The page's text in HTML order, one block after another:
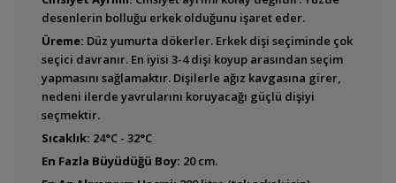
Aequidens sp.
Goldsaum (Green
Terror)
''Silversaum'' (Green
desenlerin bolluğu erkek olduğunu işaret eder.
Üreme: Düz yumurta dökerler. Erkek dişi seçiminde çok
seçici davranır. En iyisi 3-4 dişi koyup arasından seçim
yapmasını sağlamaktır. Dişilerle ağız kavgasına girer,
nedeni ilerde yavrularını koruyacağı güçlü dişiyi
seçmektir.
Sıcaklık: 24°C - 32°C
En Fazla Büyüdüğü Boy: 20 cm.